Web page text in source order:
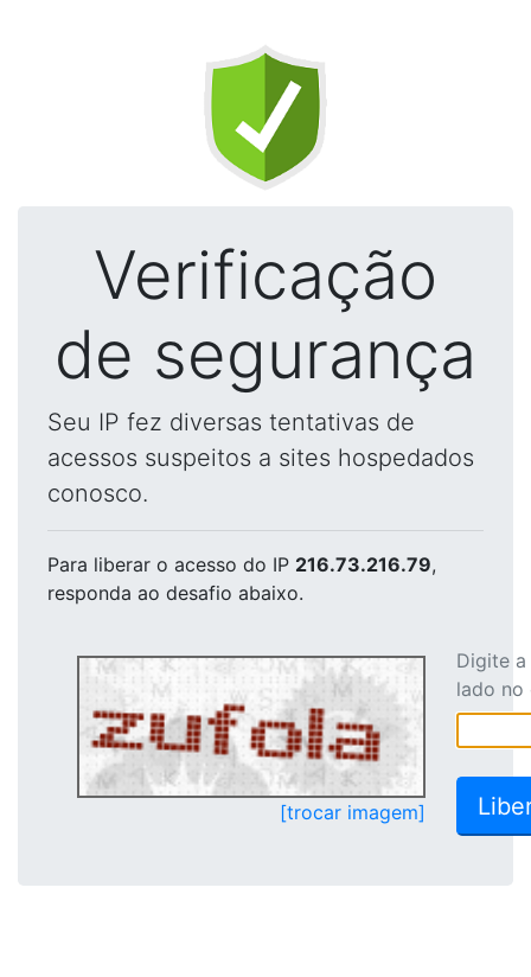
Verificação
de segurança
Seu IP fez diversas tentativas de
acessos suspeitos a sites hospedados
conosco.
Para liberar o acesso do IP 216.73.216.79,
responda ao desafio abaixo.
[trocar imagem]
Digite
lado no